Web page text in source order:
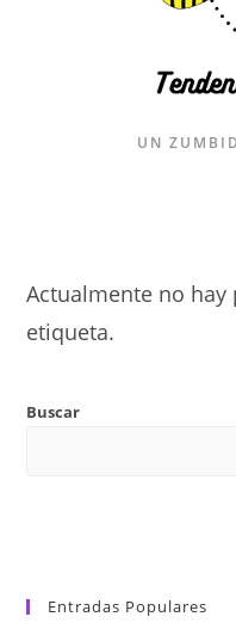
UN
Actualmente no
etiqueta.
Buscar
Entradas Populares